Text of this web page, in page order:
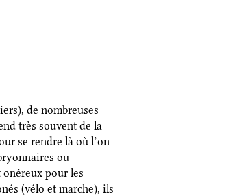
de nombreuses
très souvent de la
se rendre là où l’on
ou
pour les
(vélo et marche), ils